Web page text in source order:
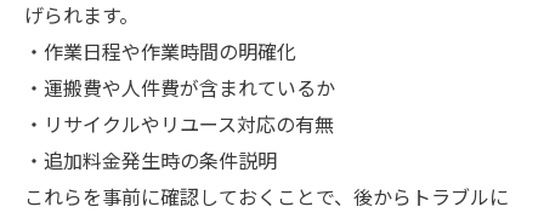
げられます。
・作業日程や作業時間の明確化
・運搬費や人件費が含まれているか
・リサイクルやリユース対応の有無
・追加料金発生時の条件説明
これらを事前に確認しておくことで、後からトラブルに